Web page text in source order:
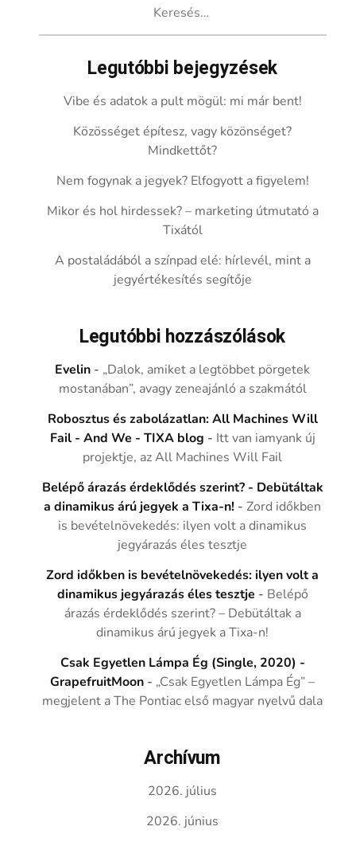
Legutóbbi bejegyzések
Vibe és adatok a pult mögül: mi már bent!
Közösséget építesz, vagy közönséget?
Mindkettőt?
Nem fogynak a jegyek? Elfogyott a figyelem!
Mikor és hol hirdessek? – marketing útmutató a
Tixától
A postaládából a színpad elé: hírlevél, mint a
jegyértékesítés segítője
Legutóbbi hozzászólások
Evelin - „Dalok, amiket a legtöbbet pörgetek
mostanában”, avagy zeneajánló a szakmától
Robosztus és zabolázatlan: All Machines Will
Fail - And We - TIXA blog - Itt van iamyank új
projektje, az All Machines Will Fail
Belépő árazás érdeklődés szerint? - Debütáltak
a dinamikus árú jegyek a Tixa-n! -Zord időkben
is bevételnövekedés: ilyen volt a dinamikus
jegyárazás éles tesztje
Zord időkben is bevételnövekedés: ilyen volt a
dinamikus jegyárazás éles tesztje - Belépő
árazás érdeklődés szerint? – Debütáltak a
dinamikus árú jegyek a Tixa-n!
Csak Egyetlen Lámpa Ég (Single, 2020) -
GrapefruitMoon - „Csak Egyetlen Lámpa Ég” –
megjelent a The Pontiac első magyar nyelvű dala
Archívum
2026. július
2026. június